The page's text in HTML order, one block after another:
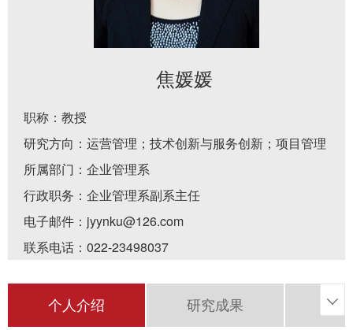
焦媛媛
职称：教授
研究方向：运营管理；技术创新与服务创新；项目管理
所属部门：企业管理系
行政职务：企业管理系副系主任
电子邮件： jyynku@126.com
联系电话： 022-23498037
个人介绍 研究成果 研
